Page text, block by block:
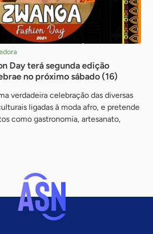
Day terá segunda edição
no próximo sábado (16)
verdadeira celebração das diversas
ligadas à moda afro, e pretende
como gastronomia, artesanato,